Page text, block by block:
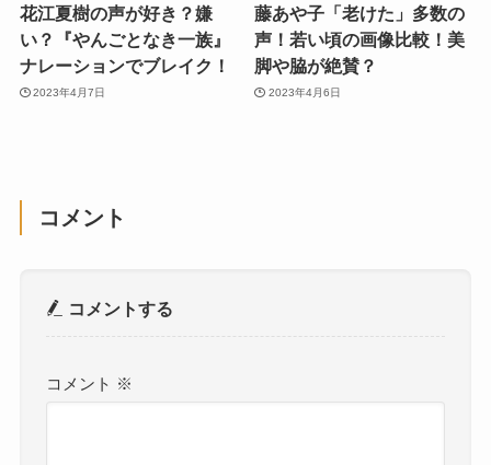
花江夏樹の声が好き？嫌
い？『やんごとなき一族』
ナレーションでブレイク！
2023年4月7日
藤あや子「老けた」多数の
声！若い頃の画像比較！美
脚や脇が絶賛？
2023年4月6日
コメント
コメントする
コメント ※